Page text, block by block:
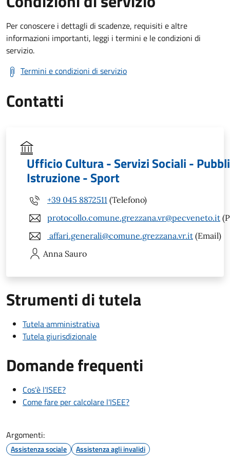
Per conoscere i dettagli di scadenze, requisiti e altre
informazioni importanti, leggi i termini e le condizioni di
servizio.
Termini e condizioni di servizio
Contatti
Ufficio Cultura - Servizi Sociali -
Istruzione - Sport
+39 045 8872511 (Telefono)
protocollo.comune.grezzana.vr@pecveneto.it
affari.generali@comune.grezzana.vr.it (Email)
Anna Sauro
Strumenti di tutela
Tutela amministrativa
Tutela giurisdizionale
Domande frequenti
Cos'è l'ISEE?
Come fare per calcolare l'ISEE?
Argomenti:
Assistenza sociale Assistenza agli invalidi